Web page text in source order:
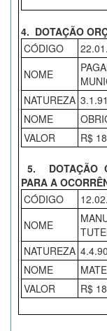
4. DOTAÇÃO
CÓDIGO
NOME
NATUREZA
NOME
VALOR
R$
5. DOTAÇÃO
PARA A
CÓDIGO
NOME
NATUREZA
NOME
VALOR
R$